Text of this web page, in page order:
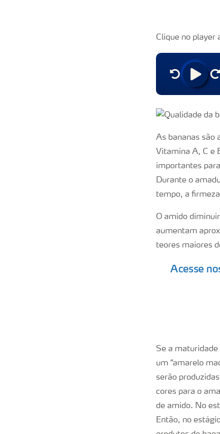
Clique no player
As bananas são
Vitamina A, C e
importantes
Durante o
tempo, a
O amido
aumentam
teores maiores
Acesse
Se a
um “amarelo
serão
cores para o
de amido. No
Então, no